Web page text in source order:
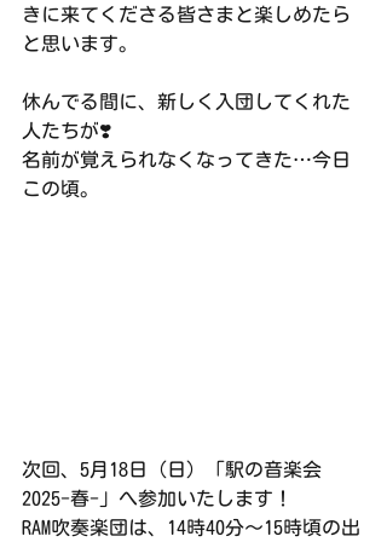
きに来てくださる皆さまと楽しめたら
と思います。
休んでる間に、新しく入団してくれた
人たちが❣️
名前が覚えられなくなってきた…今日
この頃。
次回、5月18日（日）「駅の音楽会
2025-春-」へ参加いたします！
RAM吹奏楽団は、14時40分〜15時頃の出